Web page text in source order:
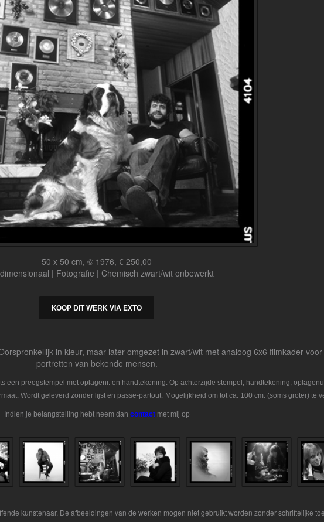
50 x 50 cm, © 1976, € 250,00
| Fotografie | Chemisch zwart/wit onbewerkt
KOOP DIT WERK VIA EXTO
in kleur, maar later omgezet in zwart/wit met analoog 6x6 filmkader
portretten van bekende mensen.
een preegstempel met oplagenr. en handtekening. Op achterzijde stempel, handtekening,
Wordt geleverd zonder lijst en passe-partout. Mogelijkheid om tot ca. 100 cm. (soms groter) te
Indien je belangstelling hebt neem dan contactmet mij op
kunstenaar. De afbeeldingen van de werken mogen niet gebruikt worden zonder schriftelijke